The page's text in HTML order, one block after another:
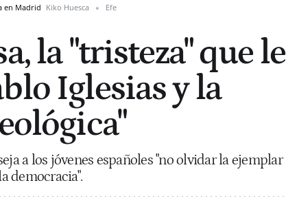
en Madrid Kiko Huesca
Efe
la "tristeza" que le
Iglesias y la
a los jóvenes españoles "no olvidar la ejemplar
democracia".